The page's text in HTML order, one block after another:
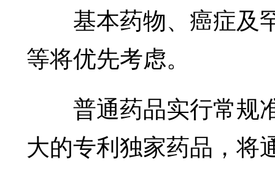
基本药物、癌症及
等将优先考虑。
普通药品实行常规
大的专利独家药品，将